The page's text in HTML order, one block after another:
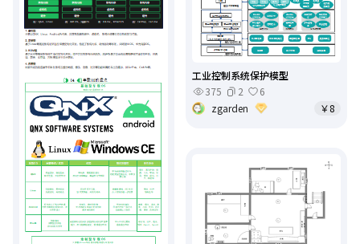
工业控制系统保护模型
375
2
6
zgarden
￥8